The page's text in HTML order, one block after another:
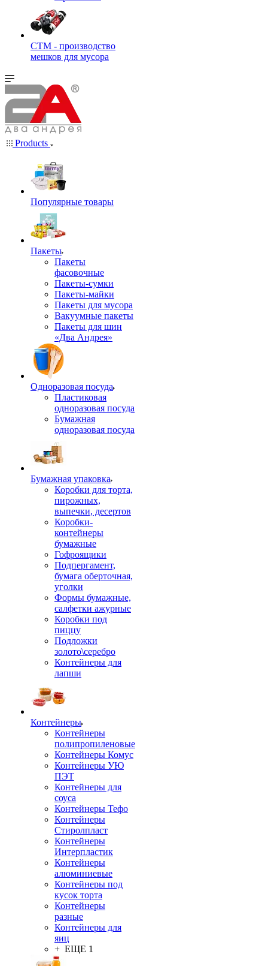
СТМ - производство
мешков для мусора
Products
Популярные товары
Пакеты
Пакеты
фасовочные
Пакеты-сумки
Пакеты-майки
Пакеты для мусора
Вакуумные пакеты
Пакеты для шин
«Два Андрея»
Одноразовая посуда
Пластиковая
одноразовая посуда
Бумажная
одноразовая посуда
Бумажная упаковка
Коробки для торта,
пирожных,
выпечки, десертов
Коробки-
контейнеры
бумажные
Гофроящики
Подпергамент,
бумага оберточная,
уголки
Формы бумажные,
салфетки ажурные
Коробки под
пиццу
Подложки
золото\серебро
Контейнеры для
лапши
Контейнеры
Контейнеры
полипропиленовые
Контейнеры Комус
Контейнеры УЮ
ПЭТ
Контейнеры для
соуса
Контейнеры Тефо
Контейнеры
Стиролпласт
Контейнеры
Интерпластик
Контейнеры
алюминиевые
Контейнеры под
кусок торта
Контейнеры
разные
Контейнеры для
яиц
+ ЕЩЕ 1